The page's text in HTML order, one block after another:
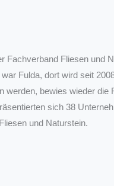
Fachverband Fliesen und
Fulda, dort wird seit
bewies wieder die
sich 38
und Naturstein.